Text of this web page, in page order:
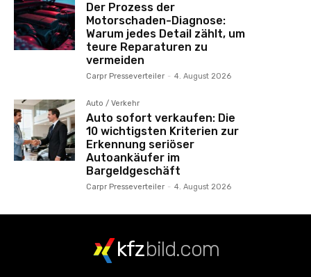
Der Prozess der
Motorschaden-Diagnose:
Warum jedes Detail zählt, um
teure Reparaturen zu
vermeiden
Carpr Presseverteiler - 4. August 2026
Auto / Verkehr
Auto sofort verkaufen: Die
10 wichtigsten Kriterien zur
Erkennung seriöser
Autoankäufer im
Bargeldgeschäft
Carpr Presseverteiler - 4. August 2026
kfzbild.com